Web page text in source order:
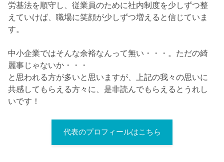
労基法を順守し、従業員のために社内制度を少しずつ整
えていけば、職場に笑顔が少しずつ増えると信じていま
す。
中小企業ではそんな余裕なんって無い・・・。ただの綺
麗事じゃないか・・・
と思われる方が多いと思いますが、上記の我々の思いに
共感してもらえる方々に、是非読んでもらえるとうれし
いです！
代表のプロフィールはこちら